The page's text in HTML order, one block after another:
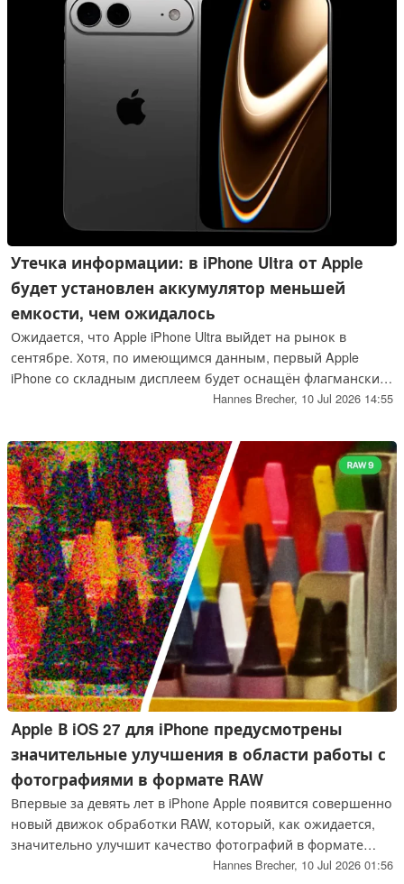
Утечка информации: в iPhone Ultra от Apple
будет установлен аккумулятор меньшей
емкости, чем ожидалось
Ожидается, что Apple iPhone Ultra выйдет на рынок в
сентябре. Хотя, по имеющимся данным, первый Apple
iPhone со складным дисплеем будет оснащён флагманским
процессором, один из инсайдеров указывает на то, что
Hannes Brecher, 10 Jul 2026 14:55
Apple В iOS 27 для iPhone предусмотрены
значительные улучшения в области работы с
фотографиями в формате RAW
Впервые за девять лет в iPhone Apple появится совершенно
новый движок обработки RAW, который, как ожидается,
значительно улучшит качество фотографий в формате
RAW, обработанных на iPhone, iPad или Mac.
Hannes Brecher, 10 Jul 2026 01:56